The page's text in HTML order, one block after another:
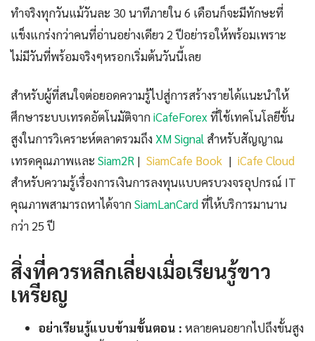
ทำจริงทุกวันแม้วันละ 30 นาทีภายใน 6 เดือนก็จะมีทักษะที่
แข็งแกร่งกว่าคนที่อ่านอย่างเดียว 2 ปีอย่ารอให้พร้อมเพราะ
ไม่มีวันที่พร้อมจริงๆหรอกเริ่มต้นวันนี้เลย
สำหรับผู้ที่สนใจต่อยอดความรู้ไปสู่การสร้างรายได้แนะนำให้
ศึกษาระบบเทรดอัตโนมัติจากiCafeForex ที่ใช้เทคโนโลยีขั้น
สูงในการวิเคราะห์ตลาดรวมถึง XM Signal สำหรับสัญญาณ
เทรดคุณภาพและ Siam2R | SiamCafe Book | iCafe Cloud
สำหรับความรู้เรื่องการเงินการลงทุนแบบครบวงจรอุปกรณ์ IT
คุณภาพสามารถหาได้จากSiamLanCardที่ให้บริการมานาน
กว่า 25 ปี
สิ่งที่ควรหลีกเลี่ยงเมื่อเรียนรู้ขาว
เหรียญ
อย่าเรียนรู้แบบข้ามขั้นตอน : หลายคนอยากไปถึงขั้นสูง